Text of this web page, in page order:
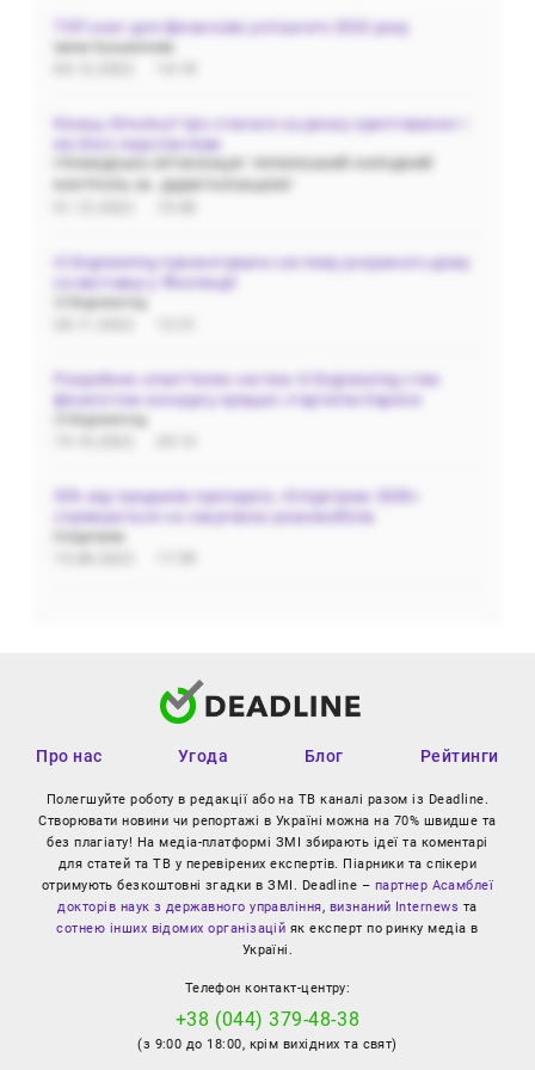
ТОП книг для фінансово успішного 2023 року
Кінець біткоїну? Що сталося на ринку криптовалют і
які його перспективи
i3 Engineering презентувала систему розумного дому
на виставці у Фінляндії
Розробник smart home систем i3 Engineering став
фіналістом конкурсу кращих стартапів Європи
50% від продажів препарату «Олідетрим 2000»
спрямуються на закупівлю реанімобілів.
Олідетрим
Про нас Угода Блог Рейтинги
Полегшуйте роботу в редакції або на ТВ каналі разом із Deadline.
Створювати новини чи репортажі в Україні можна на 70% швидше та
без плагіату! На медіа-платформі ЗМІ збирають ідеї та коментарі
для статей та ТВ у перевірених експертів. Піарники та спікери
отримують безкоштовні згадки в ЗМІ. Deadline – партнер Асамблеї
докторів наук з державного управління, визнаний Internews та
сотнею інших відомих організацій як експерт по ринку медіа в
Україні.
Телефон контакт-центру:
+38 (044) 379-48-38
(з 9:00 до 18:00, крім вихідних та свят)